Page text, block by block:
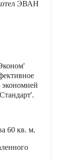
ЭВАН
экономией
60 кв. м.